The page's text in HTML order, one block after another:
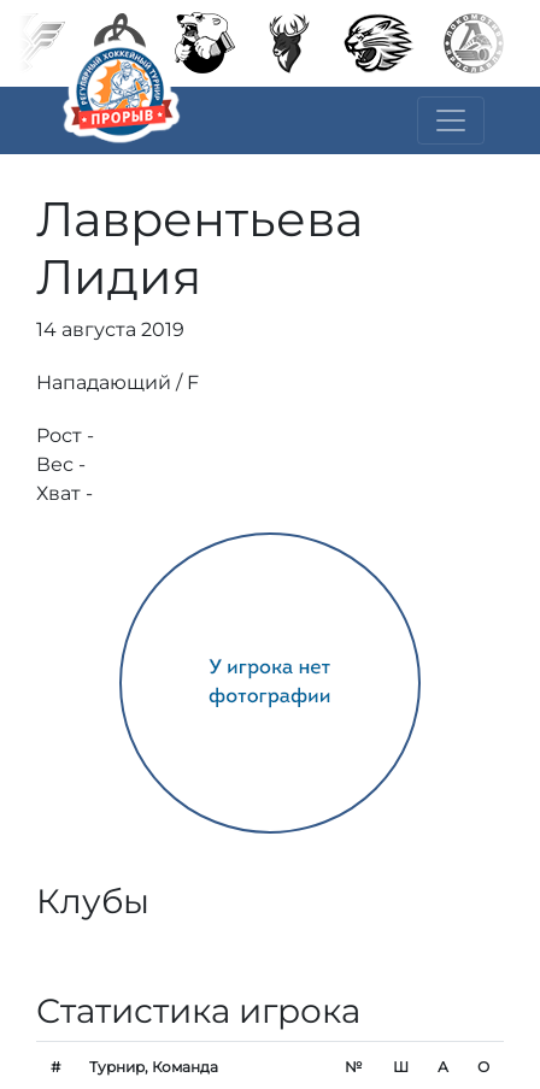
Лаврентьева
Лидия
14 августа 2019
Нападающий / F
Рост -
Вес -
Хват -
Клубы
Статистика игрока
# Турнир, Команда № Ш А О